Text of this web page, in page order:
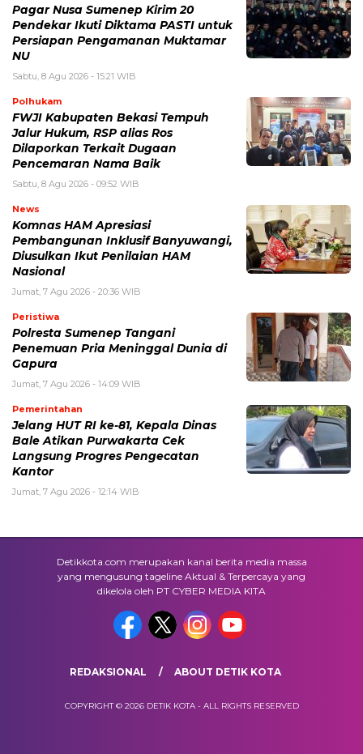
Pagar Nusa Sumenep Kirim 20
Pendekar Ikuti Diktama PASTI untuk
Persiapan Pengamanan Muktamar
NU
Sabtu, 8 Agu 2026 - 15:21 WIB
Polhukam
FWJI Kabupaten Bekasi Tempuh
Jalur Hukum, RSP alias Ros
Dilaporkan Terkait Dugaan
Pencemaran Nama Baik
Sabtu, 8 Agu 2026 - 09:52 WIB
News
Komnas HAM Apresiasi
Pembangunan Inklusif Banyuwangi,
Diusulkan Ikut Penilaian HAM
Nasional
Jumat, 7 Agu 2026 - 20:36 WIB
Peristiwa
Polresta Sumenep Tangani
Penemuan Pria Meninggal Dunia di
Gapura
Jumat, 7 Agu 2026 - 14:09 WIB
Pemerintahan
Jelang HUT RI ke-81, Kepala Dinas
Bale Atikan Purwakarta Cek
Langsung Progres Pengecatan
Kantor
Jumat, 7 Agu 2026 - 12:14 WIB
Detikkota.com merupakan kanal berita media massa
yang mengusung tageline Aktual & Terpercaya yang
dikelola oleh PT CYBER MEDIA KITA
REDAKSIONAL ABOUT DETIK KOTA
COPYRIGHT © 2026 DETIK KOTA - ALL RIGHTS RESERVED